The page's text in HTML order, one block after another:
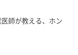
医師が教える、ホン